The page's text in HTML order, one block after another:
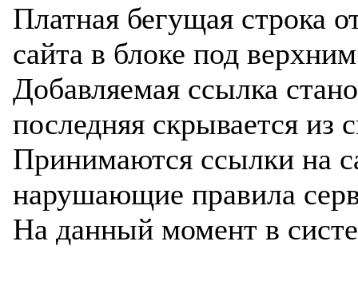
Платная бегущая строка
сайта в блоке под
Добавляемая ссылка
последняя скрывается из
Принимаются ссылки на
нарушающие правила
На данный момент в